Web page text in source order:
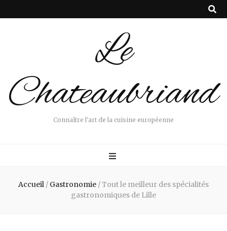
Le
Chateaubriand
Connaître l'art de la cuisine européenne
Accueil / Gastronomie /Tout le meilleur des spécialités
gastronomiques de Lille